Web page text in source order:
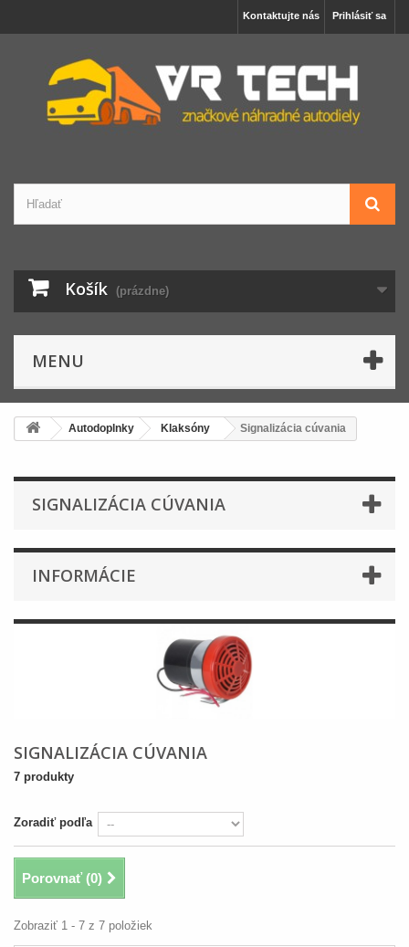
Prihlásiť sa
Kontaktujte nás
Košík (prázdne)
MENU
Autodoplnky Klaksóny Signalizácia cúvania
SIGNALIZÁCIA CÚVANIA
INFORMÁCIE
SIGNALIZÁCIA CÚVANIA
7 produkty
Zoradiť podľa
Porovnať (0)
Zobraziť 1 - 7 z 7 položiek